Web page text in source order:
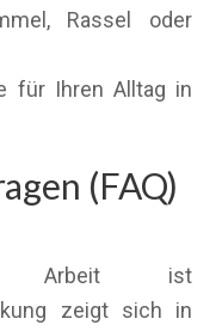
Rassel oder
für Ihren Alltag in
(FAQ)
Arbeit ist
zeigt sich in